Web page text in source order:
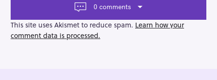
g
a
t
0 comments
This site uses Akismet to reduce spam. Learn how your
comment data is processed.